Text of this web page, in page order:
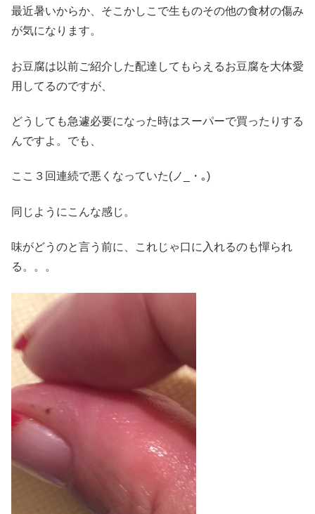
最近暑いからか、そこかしこで生ものその他の食材の傷み
が気になります。
お豆腐は以前ご紹介した配達してもらえるお豆腐を大体愛
用してるのですが、
どうしても急遽必要になった時はスーパーで買ったりする
んですよ。でも、
ここ３回連続で悪くなっていた(ノ_・｡)
同じようにこんな感じ。
味がどうのと言う前に、これじゃ口に入れるのも憚られ
る。。。